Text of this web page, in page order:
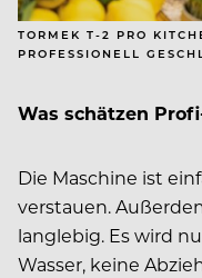
TORMEK T-2 PRO
PROFESSIONELL
Was schätzen
Die Maschine ist
verstauen.
langlebig. Es wird
Wasser, keine